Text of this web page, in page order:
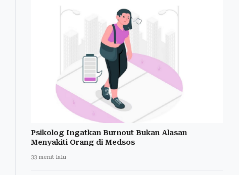
Psikolog Ingatkan Burnout Bukan Alasan
Menyakiti Orang di Medsos
33 menit lalu